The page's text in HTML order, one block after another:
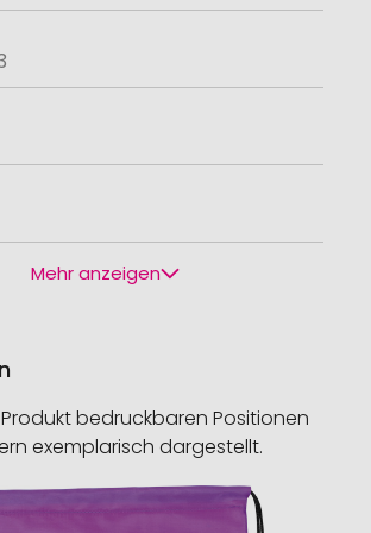
Mehr anzeigen
bedruckbaren Positionen
exemplarisch dargestellt.